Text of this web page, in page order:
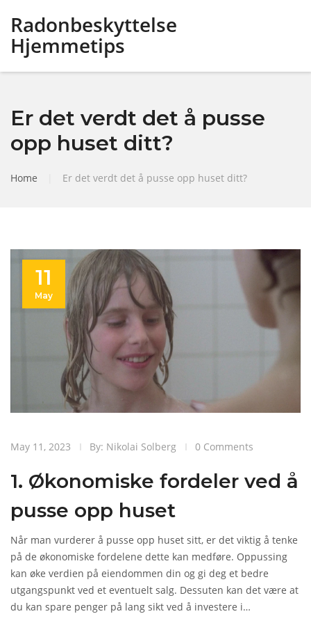
Radonbeskyttelse
Hjemmetips
Er det verdt det å pusse
opp huset ditt?
Home Er det verdt det å pusse opp huset ditt?
11
May
May 11, 2023 By: Nikolai Solberg 0 Comments
1. Økonomiske fordeler ved å
pusse opp huset
Når man vurderer å pusse opp huset sitt, er det viktig å tenke
på de økonomiske fordelene dette kan medføre. Oppussing
kan øke verdien på eiendommen din og gi deg et bedre
utgangspunkt ved et eventuelt salg. Dessuten kan det være at
du kan spare penger på lang sikt ved å investere i